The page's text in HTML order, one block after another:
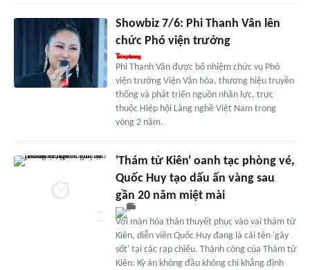
Showbiz 7/6: Phi Thanh Vân lên
chức Phó viện trưởng
Phi Thanh Vân được bổ nhiệm chức vụ Phó
viện trưởng Viện Văn hóa, thương hiệu truyền
thống và phát triển nguồn nhân lực, trực
thuộc Hiệp hội Làng nghề Việt Nam trong
vòng 2 năm.
'Thám tử Kiên' oanh tạc phòng vé,
Quốc Huy tạo dấu ấn vàng sau
gần 20 năm miệt mài
Với màn hóa thân thuyết phục vào vai thám tử
Kiên, diễn viên Quốc Huy đang là cái tên 'gây
sốt' tại các rạp chiếu. Thành công của Thám tử
Kiên: Kỳ án không đầu không chỉ khẳng định